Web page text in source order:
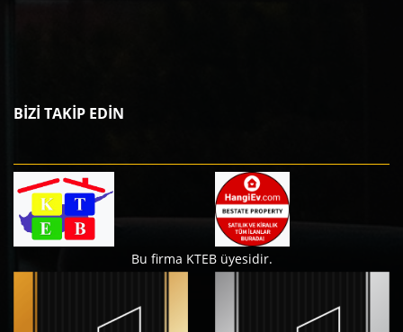
BİZİ TAKİP EDİN
Bu firma KTEB üyesidir.